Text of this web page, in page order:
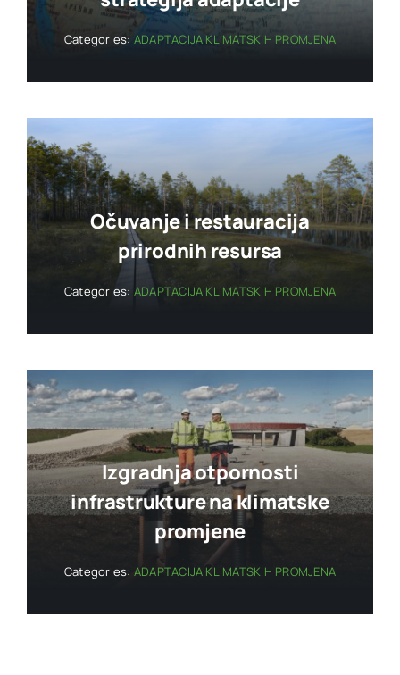
Categories: ADAPTACIJA KLIMATSKIH PROMJENA
Očuvanje i restauracija
prirodnih resursa
Categories: ADAPTACIJA KLIMATSKIH PROMJENA
Izgradnja otpornosti
infrastrukture na klimatske
promjene
Categories: ADAPTACIJA KLIMATSKIH PROMJENA